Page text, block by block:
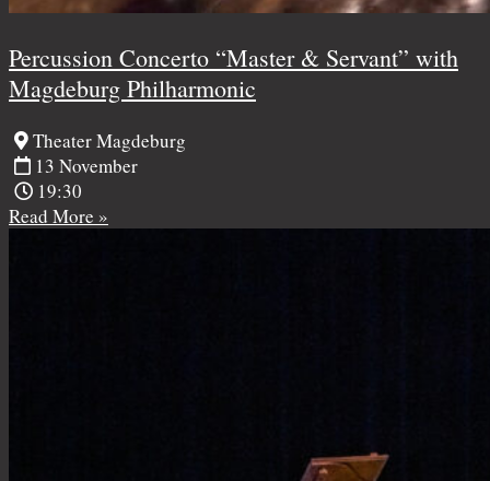
Percussion Concerto “Master & Servant” with
Magdeburg Philharmonic
Theater Magdeburg
13 November
19:30
Read More »